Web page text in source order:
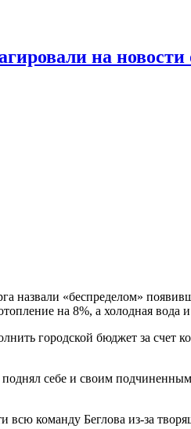
на
назвали «беспределом»
на 8%, а холодная вода
городской бюджет за счет
себе и своим
команду Беглова из-за